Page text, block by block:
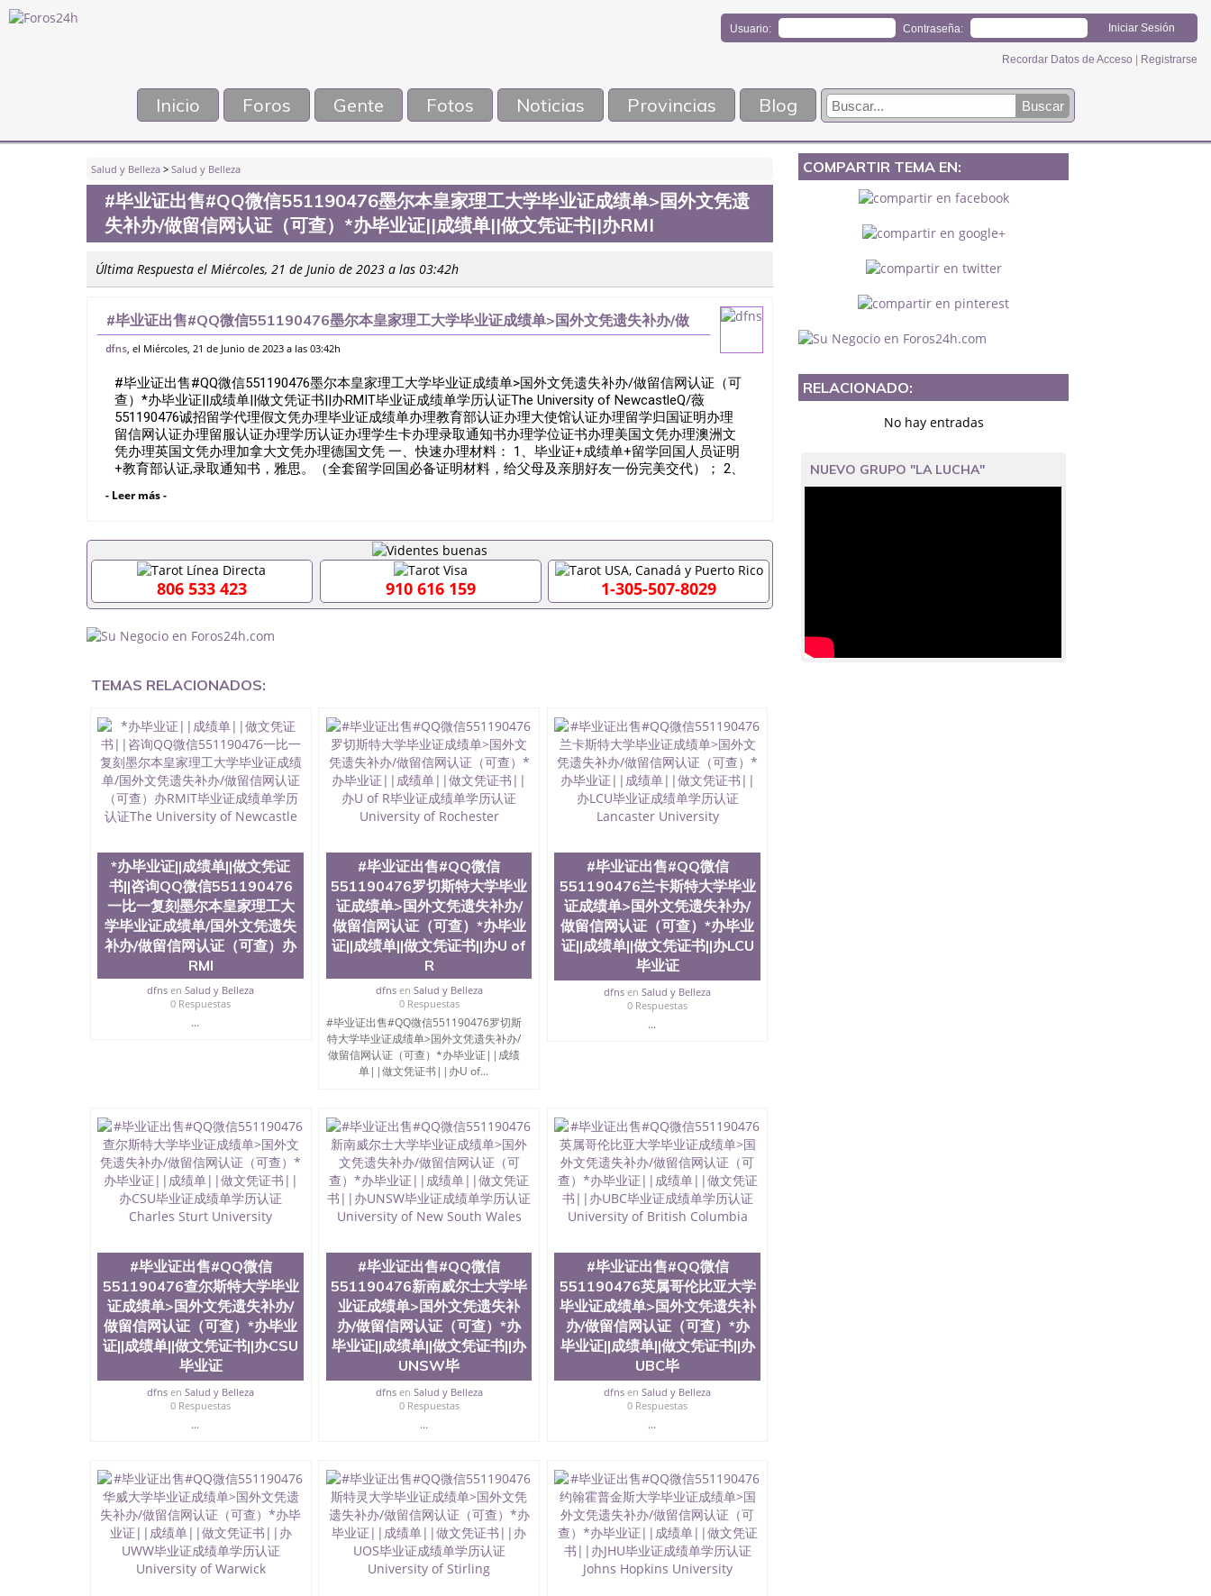
Usuario: Contraseña:
Recordar Datos de Acceso Registrarse
Inicio Foros Gente Fotos Noticias Provincias Blog
Salud y Belleza > Salud y Belleza
#毕业证出售#QQ微信551190476墨尔本皇家理工大学毕业证成绩单>国外文凭遗
失补办/做留信网认证（可查）*办毕业证||成绩单||做文凭证书||办RMI
Última Respuesta el Miércoles, 21 de Junio de 2023 a las 03:42h
#毕业证出售#QQ微信551190476墨尔本皇家理工大学毕业证成绩单>国外文凭遗失补办/做
留信网认证（可查）*办毕业证||成绩单||做文凭证书||办RMI
dfns, el Miércoles, 21 de Junio de 2023 a las 03:42h
#毕业证出售#QQ微信551190476墨尔本皇家理工大学毕业证成绩单>国外文凭遗失补办/做留信网认证（可
查）*办毕业证||成绩单||做文凭证书||办RMIT毕业证成绩单学历认证The University of NewcastleQ/薇
551190476诚招留学代理假文凭办理毕业证成绩单办理教育部认证办理大使馆认证办理留学归国证明办理
留信网认证办理留服认证办理学历认证办理学生卡办理录取通知书办理学位证书办理美国文凭办理澳洲文
凭办理英国文凭办理加拿大文凭办理德国文凭 一、快速办理材料： 1、毕业证+成绩单+留学回国人员证明
+教育部认证,录取通知书，雅思。（全套留学回国必备证明材料，给父母及亲朋好友一份完美交代）； 2、
到）。 注：上述材料，随时都可以安排办理，毕业证成绩单，学校，专业，学位，毕业时间都可以根据客
要定居国外需要办理什么材料551190476入职事业单位/国企假的毕业证会查吗551190476入职国企/事业单
位需要些什么材料551190476办理假毕业证在国内能用吗, 挂科拿不到毕业证怎么办, 毕业证丢了怎么办, 没
有正常毕业怎么办理毕业证,没毕业可以办学历认证吗,您是否因为中途辍学、挂科而没有正常毕业
551190476您是否因为递交材料不齐而被拒之门外551190476您是否因没正常毕业而导致回国得不到教育部
认证在校挂科了不想读了,成绩不理想毕不了业怎么办551190476找工作没有文凭怎么办,怎么办理本科/研究
551190476国外本科毕业证怎么办理551190476国外大学文凭可以打工作吗551190476怎么办理 外假毕业证
哪里可以办理水印成绩单551190476哪里可以修改成绩单GPA分数551190476假毕业证能查出来吗
551190476国外毕业证去哪认证QQ微信551190476找毕业证封皮QQ微信551190476国外毕业证外壳定制QQ
微信551190476快速代办国外毕业证QQ微信551190476快速拿到国外文凭QQ微信551190476国外留学文凭
认证QQ微信551190476国外文凭回国认证QQ微信551190476泰国文凭办理QQ微信551190476法国留学回国
证明QQ微信551190476 国外烫金照片QQ微信551190476外国文凭在中国有用吗QQ微信551190476德国留学
回国证明QQ微信551190476爱尔兰留学回国证明QQ微信551190476国外硕士文凭办理QQ微信551190476 网
上买文凭可靠吗QQ微信551190476买国外文凭质量QQ微信551190476国外本科毕业证怎么办理QQ微信
551190476国外大学文凭真制作QQ微信551190476办国外文凭可找工作QQ微信551190476国外大学有毕业
要交定金吗QQ微信551190476办国外可查文凭QQ微信551190476网上购买真文凭可信吗QQ微信551190476
学士学位证书查询机构QQ微信551190476 国外资格证书办理QQ微信551190476如何办理学历认证QQ微信
551190476海外文凭认证办理QQ微信551190476 圣何塞州立大学（San Jose State University, 又译为“圣荷
西州立大学”）成立于1857年，简称SJSU，是加州历史悠久的大学之一，也是美西地区的公立大学之一。
位于圣何塞市San Jose中心，占地154公顷。它是一所位于加利福尼亚州的著名综合性公立大学，它以极
高的就业率，全美名列前茅的毕业薪资，浓厚的多元化学术氛围，杰出的本科教育质量，被《福克斯》杂
志评选为全美50强公立综合性大学，每年有来自世界各地的成百上千的海外学生前往求学。 至今，这是一
所在世界上享有学术地位、声誉、实习机会和影响力的高等教育机构，并获誉为美国本科教育质量的核心
代表。其计算机系与会计系更是在当今美国大学教学排名中表现优异。其毕业生大多可以在其所处地域的
世界硅谷中心得到工作机会。许多硅谷公司甚至在学生大三和大四的学期提供许多相应科系的实习机会。
无论是加州大学系统(UC)，还是加州州立大学系统(CSU), 圣何塞州立大学都占据着加州所有大学中的地理
位置。 圣何塞州立大学座落于硅谷(Silicon Valley), 于附近的旧金山-圣何塞地区为全美的重要科技中心。约
有学生三万人，超过134种学士学科和65个硕士学科，并有来自世界60余国的学生来此就读。其有名的科
理信息； 2、客户付定金下单； 3、公司确认到账转制作点做电子图； 4、电子图做好发给客户确认； 5、
电子图确认好转成品部做成品； 6、成品做好拍照或者视频确认再付余款； 7、快递给客户（国内顺丰，国
外DHL）。 三、真实网上可查的证明材料 1、教育部学历学位认证，留服真实存档可查，存档。 2、留学回
国人员证明（使馆认证），使馆网站真实存档可查。 3、留信网真实可查认证办理，存档可查，终身受
用。 四、办理流程农业科学院、艺术与建筑学院、商学院、交流学院、地球及物质科学院、教育学院、工
程学院、健康与人类发展学院、信息工程与科学学院、人文学院、护理学院、科学学院等。学校的教育学
院排名在全美前十名，工学院排名在前十五名，且继续攀升中。纽约大学为学生们提供本科、硕士及博士
生物学、统计学、美术、电子工程、天文学、农业、环境污染控制、历史、电气工程、生物工程、建筑设
计、工商管理、材料科学、机械工程、航天工程、土木工程、数学、化学、英语、社会科学、心理学、戏
剧、市场营销、机械工程、计算机科学、物理学、人工智能、商科、金融专业 1、客户提供相关材料，确
定客户办理信息，给出操作方案； 2、补充毕业证成绩单等相关材料； 3、留服注册申请账号，付定金；
4、预约递交时间，公司人员陪同客户本人一起去留服递交材料； 5、等待结果，完成结果书留服直接邮寄
给客户 6、客户确认收到结果，付余款。 我们对海外大学及学院的毕业证成绩单所使用的材料，尺寸大
小，防伪结构（包括：水印，阴影底纹，钢印LOGO烫金烫银，LOGO烫金烫银复合重叠。 文字图案浮雕，
激光镭射，紫外荧光，温感，复印防伪）都有原版本文凭对照。质量得到了广大海外客户群体的认可，同
时和海外学校留学中介， 同时能做到与时俱进，及时掌握各大院校的（毕业证，成绩单，资格证，学生
卡，结业证，录取通知书，在读证明等相关材料）的版本更新信息， 能够在时间掌握的海外学历文凭的样
版，尺寸大小，纸张材质，防伪技术等等，并在时间收集到原版实物，以求达到客户的需求。 我们的优
书，雅思，留学回国证明.
公司专业制作、办理、仿制、成绩单文凭、改成绩、教育部学历学位认证、毕业证、成绩单、文凭、学历
文凭、假文凭假毕业证假学历书制作、假制作、办理、仿制学位证书、毕业证文凭、文凭毕业证、毕业证
认证、留服认证、使馆认证、使馆证明、使馆留学回国人员证明、留学生认证、学历认证、文凭认证学位
认证、留学生学历认证、留学生学位认证、英国文凭学历、美国文凭学历、澳洲文凭学历、加拿大文凭学
历、新西兰学历认证等q:551190476 微信：551190476 圣何塞州立大学毕业证（San Jose State
- Leer más -
806 533 423 910 616 159 1-305-507-8029
TEMAS RELACIONADOS:
*办毕业证||成绩单||做文凭证
书||咨询QQ微信551190476
一比一复刻墨尔本皇家理工大
学毕业证成绩单/国外文凭遗失
补办/做留信网认证（可查）办
RMI
dfns enSalud y Belleza
0 Respuestas
...
#毕业证出售#QQ微信
551190476罗切斯特大学毕业
证成绩单>国外文凭遗失补办/
做留信网认证（可查）*办毕业
证||成绩单||做文凭证书||办U of
R
dfnsen Salud y Belleza
0 Respuestas
#毕业证出售#QQ微信551190476罗切斯
特大学毕业证成绩单>国外文凭遗失补办/
做留信网认证（可查）*办毕业证||成绩
单||做文凭证书||办U of...
#毕业证出售#QQ微信
551190476兰卡斯特大学毕业
证成绩单>国外文凭遗失补办/
做留信网认证（可查）*办毕业
证||成绩单||做文凭证书||办LCU
毕业证
dfns enSalud y Belleza
0 Respuestas
...
#毕业证出售#QQ微信
551190476查尔斯特大学毕业
证成绩单>国外文凭遗失补办/
做留信网认证（可查）*办毕业
证||成绩单||做文凭证书||办CSU
毕业证
dfns enSalud y Belleza
0 Respuestas
...
#毕业证出售#QQ微信
551190476新南威尔士大学毕
业证成绩单>国外文凭遗失补
办/做留信网认证（可查）*办
毕业证||成绩单||做文凭证书||办
UNSW毕
dfnsen Salud y Belleza
0 Respuestas
...
#毕业证出售#QQ微信
551190476英属哥伦比亚大学
毕业证成绩单>国外文凭遗失补
办/做留信网认证（可查）*办
毕业证||成绩单||做文凭证书||办
UBC毕
dfns enSalud y Belleza
0 Respuestas
...
COMPARTIR TEMA EN:
RELACIONADO:
No hay entradas
NUEVO GRUPO "LA LUCHA"